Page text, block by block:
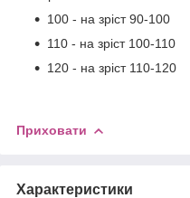
100 - на зріст 90-100
110 - на зріст 100-110
120 - на зріст 110-120
Приховати
Характеристики